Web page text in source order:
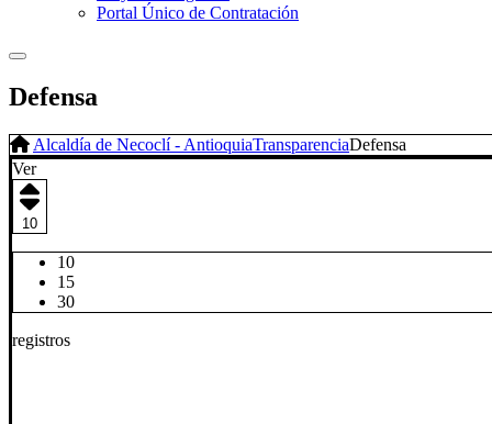
Portal Único de Contratación
Defensa
Alcaldía de Necoclí - AntioquiaTransparenciaDefensa
Ver
10
10
15
30
registros